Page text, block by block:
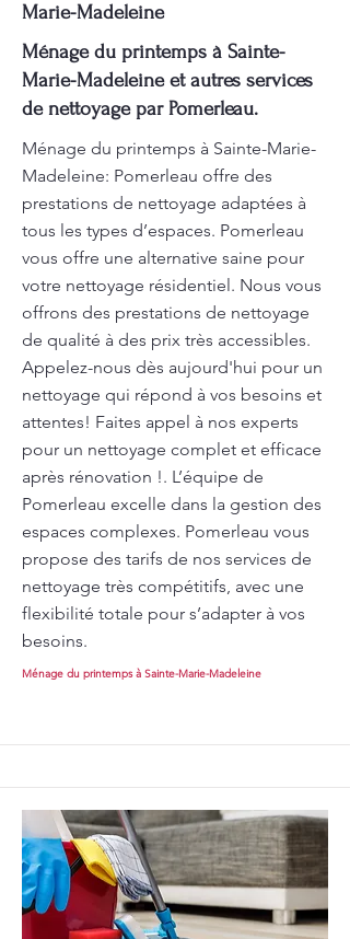
Marie-Madeleine
Ménage du printemps à Sainte-
Marie-Madeleine et autres services
de nettoyage par Pomerleau.
Ménage du printemps à Sainte-Marie-
Madeleine: Pomerleau offre des
prestations de nettoyage adaptées à
tous les types d’espaces. Pomerleau
vous offre une alternative saine pour
votre nettoyage résidentiel. Nous vous
offrons des prestations de nettoyage
de qualité à des prix très accessibles.
Appelez-nous dès aujourd'hui pour un
nettoyage qui répond à vos besoins et
attentes! Faites appel à nos experts
pour un nettoyage complet et efficace
après rénovation !. L’équipe de
Pomerleau excelle dans la gestion des
espaces complexes. Pomerleau vous
propose des tarifs de nos services de
nettoyage très compétitifs, avec une
flexibilité totale pour s’adapter à vos
besoins.
Ménage du printemps à Sainte-Marie-Madeleine